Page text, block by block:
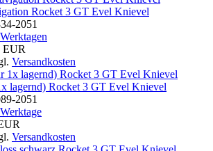
Rocket 3 GT Evel Knievel
2051
EUR
Versandkosten
lagernd) Rocket 3 GT Evel Knievel
2051
Versandkosten